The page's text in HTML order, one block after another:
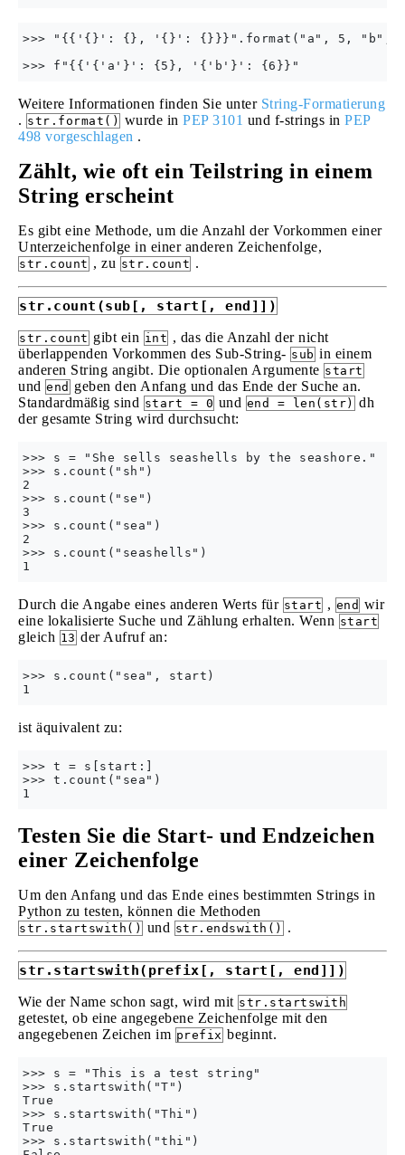
>>> "{{'{}': {}, '{}': {}}}".format("a", 5, "b",
Weitere Informationen finden Sie unter String-Formatierung
. str.format() wurde in PEP 3101 und f-strings in PEP
498 vorgeschlagen .
Zählt, wie oft ein Teilstring in einem
String erscheint
Es gibt eine Methode, um die Anzahl der Vorkommen einer
Unterzeichenfolge in einer anderen Zeichenfolge,
str.count , zu str.count .
str.count(sub[, start[, end]])
str.count gibt ein int , das die Anzahl der nicht
überlappenden Vorkommen des Sub-String- sub in einem
anderen String angibt. Die optionalen Argumente start
und end geben den Anfang und das Ende der Suche an.
Standardmäßig sind start = 0 und end = len(str) dh
der gesamte String wird durchsucht:
>>> s = "She sells seashells by the seashore."
>>> s.count("sh")
2
>>> s.count("se")
3
>>> s.count("sea")
2
>>> s.count("seashells")
Durch die Angabe eines anderen Werts für start , end wir
eine lokalisierte Suche und Zählung erhalten. Wenn start
gleich 13 der Aufruf an:
>>> s.count("sea", start)
ist äquivalent zu:
>>> t = s[start:]
>>> t.count("sea")
Testen Sie die Start- und Endzeichen
einer Zeichenfolge
Um den Anfang und das Ende eines bestimmten Strings in
Python zu testen, können die Methoden
str.startswith() und str.endswith() .
str.startswith(prefix[, start[, end]])
Wie der Name schon sagt, wird mit str.startswith
getestet, ob eine angegebene Zeichenfolge mit den
angegebenen Zeichen im prefix beginnt.
>>> s = "This is a test string"
>>> s.startswith("T")
True
>>> s.startswith("Thi")
True
>>> s.startswith("thi")